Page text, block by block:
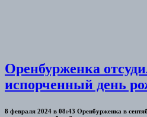
Оренбурженка
испорченный день
8 февраля 2024 в 08:43 Оренбурженка в